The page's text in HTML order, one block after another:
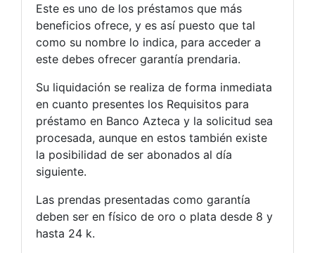
Este es uno de los préstamos que más
beneficios ofrece, y es así puesto que tal
como su nombre lo indica, para acceder a
este debes ofrecer garantía prendaria.
Su liquidación se realiza de forma inmediata
en cuanto presentes los Requisitos para
préstamo en Banco Azteca y la solicitud sea
procesada, aunque en estos también existe
la posibilidad de ser abonados al día
siguiente.
Las prendas presentadas como garantía
deben ser en físico de oro o plata desde 8 y
hasta 24 k.